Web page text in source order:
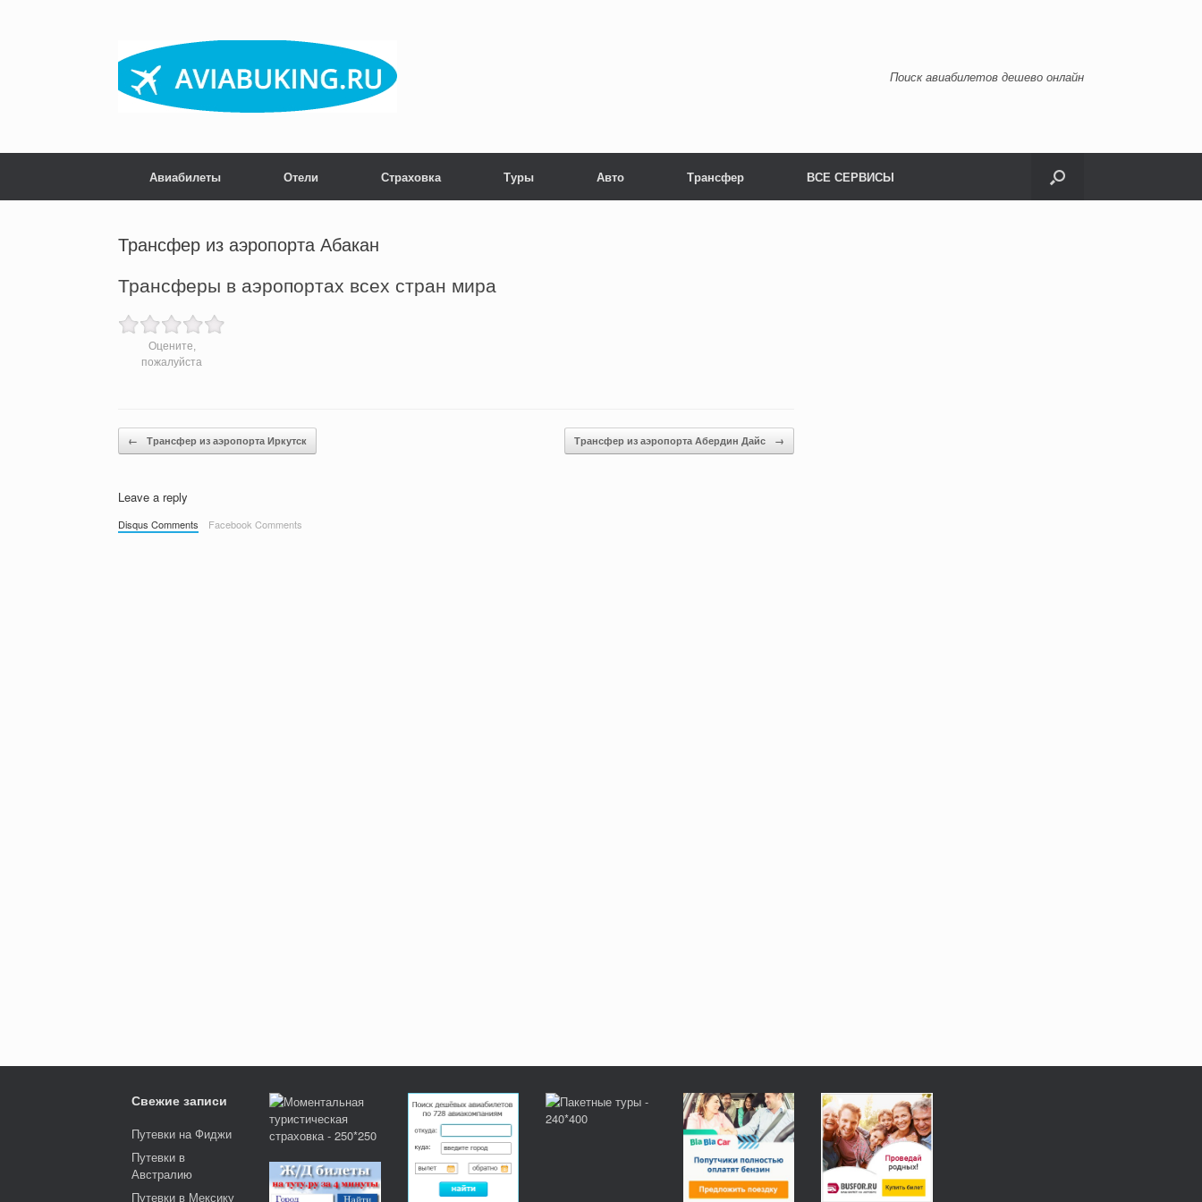
Поиск авиабилетов дешево онлайн
Авиабилеты Отели Страховка Туры Авто Трансфер ВСЕ СЕРВИСЫ
Трансфер из аэропорта Абакан
Трансферы в аэропортах всех стран мира
Оцените,
пожалуйста
Post navigation
← Трансфер из аэропорта Иркутск Трансфер из аэропорта Абердин Дайс →
Leave a reply
Disqus Comments Facebook Comments
Свежие записи
Путевки на Фиджи
Путевки в
Австралию
Путевки в Мексику